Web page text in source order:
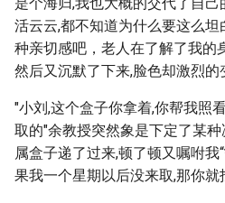
活云云,都不知道为什么要这么
种亲切感吧，老人在了解了我的
然后又沉默了下来,脸色却激烈的
"小刘,这个盒子你拿着,你帮我照
取的"余教授突然象是下定了某
属盒子递了过来,顿了顿又嘱咐我“
果我一个星期以后没来取,那你就